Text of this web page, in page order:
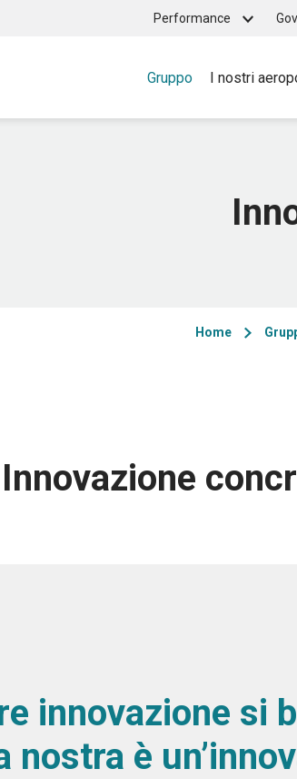
Top
menu
Performance
Main
Gruppo I nostri
Home
Innovazione
innovazione si
nostra è